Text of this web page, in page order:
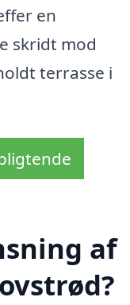
en
skridt mod
terrasse i
af